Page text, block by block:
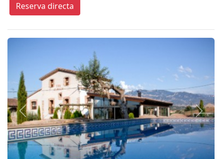
Reserva directa
Anterior